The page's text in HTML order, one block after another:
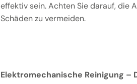
effektiv sein. Achten Sie darauf, die
Schäden zu vermeiden.
Elektromechanische Reinigung –